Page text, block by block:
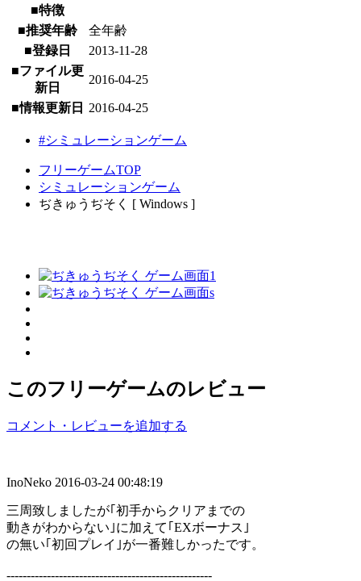
■特徴
■推奨年齢
全年齢
■登録日
2013-11-28
■ファイル更
新日
2016-04-25
■情報更新日 2016-04-25
#シミュレーションゲーム
フリーゲームTOP
シミュレーションゲーム
ぢきゅうぢそく [ Windows ]
このフリーゲームのレビュー
コメント・レビューを追加する
InoNeko 2016-03-24 00:48:19
三周致しましたが｢初手からクリアまでの
動きがわからない｣に加えて｢EXボーナス｣
の無い｢初回プレイ｣が一番難しかったです。
---------------------------------------------------